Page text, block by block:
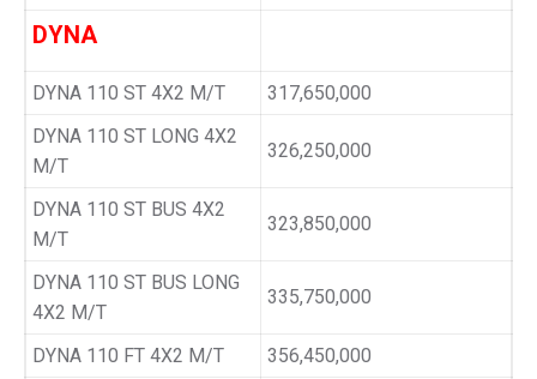
DYNA
DYNA 110 ST 4X2 M/T
317,650,000
DYNA 110 ST LONG 4X2
M/T
326,250,000
DYNA 110 ST BUS 4X2
M/T
323,850,000
DYNA 110 ST BUS LONG
4X2 M/T
335,750,000
DYNA 110 FT 4X2 M/T
356,450,000